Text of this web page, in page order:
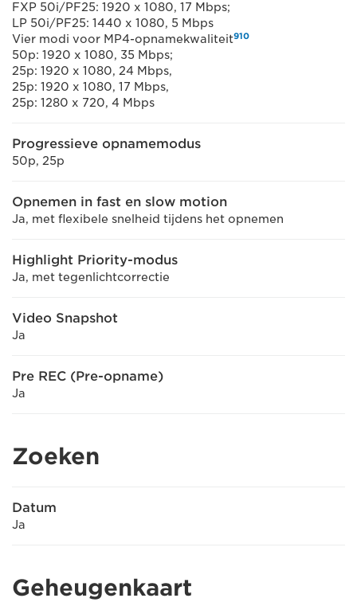
FXP 50i/PF25: 1920 x 1080, 17 Mbps;
LP 50i/PF25: 1440 x 1080, 5 Mbps
Vier modi voor MP4-opnamekwaliteit910
50p: 1920 x 1080, 35 Mbps;
25p: 1920 x 1080, 24 Mbps,
25p: 1920 x 1080, 17 Mbps,
25p: 1280 x 720, 4 Mbps
Progressieve opnamemodus
50p, 25p
Opnemen in fast en slow motion
Ja, met flexibele snelheid tijdens het opnemen
Highlight Priority-modus
Ja, met tegenlichtcorrectie
Video Snapshot
Ja
Pre REC (Pre-opname)
Ja
Zoeken
Datum
Ja
Geheugenkaart